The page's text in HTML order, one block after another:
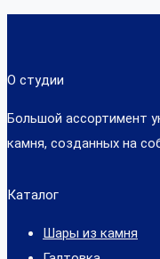
О студии
Большой ассортимент
камня, созданных на
Каталог
Шары из камня